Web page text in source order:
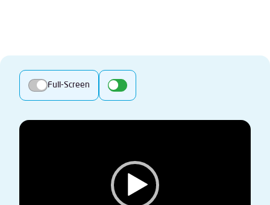
Full-Screen
Video